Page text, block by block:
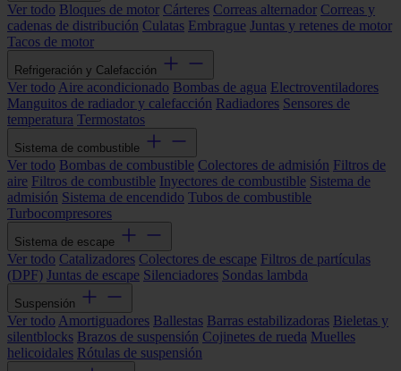
Ver todo Bloques de motor Cárteres Correas alternador Correas y
cadenas de distribución Culatas Embrague Juntas y retenes de motor
Tacos de motor
Refrigeración y Calefacción
Ver todo Aire acondicionado Bombas de agua Electroventiladores
Manguitos de radiador y calefacción Radiadores Sensores de
temperatura Termostatos
Sistema de combustible
Ver todo Bombas de combustible Colectores de admisión Filtros de
aire Filtros de combustible Inyectores de combustible Sistema de
admisión Sistema de encendido Tubos de combustible
Turbocompresores
Sistema de escape
Ver todo Catalizadores Colectores de escape Filtros de partículas
(DPF) Juntas de escape Silenciadores Sondas lambda
Suspensión
Ver todo Amortiguadores Ballestas Barras estabilizadoras Bieletas y
silentblocks Brazos de suspensión Cojinetes de rueda Muelles
helicoidales Rótulas de suspensión